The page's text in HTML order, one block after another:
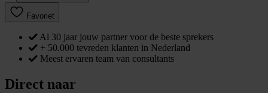
Favoriet
Al 30 jaar jouw partner voor de beste sprekers
+ 50.000 tevreden klanten in Nederland
Meest ervaren team van consultants
Direct naar